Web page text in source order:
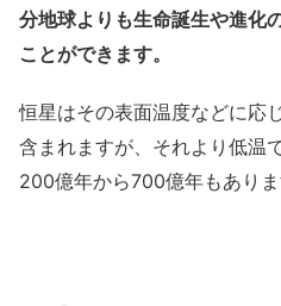
分地球よりも生命誕生や進化
ことができます。
恒星はその表面温度などに応
含まれますが、それより低温
200億年から700億年もありま